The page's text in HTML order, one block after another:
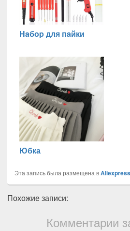
Haбop для пaйки
Юбка
Эта запись была размещена вAliexpress
Похожие записи:
Комментарии